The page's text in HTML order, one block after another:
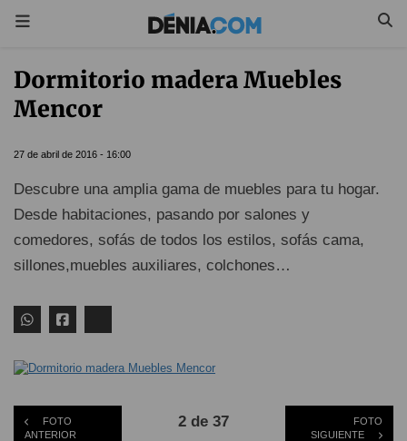
Dormitorio madera Muebles
Mencor
27 de abril de 2016 - 16:00
Descubre una amplia gama de muebles para tu hogar.
Desde habitaciones, pasando por salones y
comedores, sofás de todos los estilos, sofás cama,
sillones,muebles auxiliares, colchones…
FOTO
ANTERIOR
2 de 37
FOTO
SIGUIENTE